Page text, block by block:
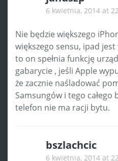
6 kwietnia, 2014 at
Nie będzie większego
większego sensu, ipad
to on spełnia funkcję
gabarycie , jeśli Apple
że zacznie naśladować
Samsungów i tego całego
telefon nie ma racji bytu.
bszlachcic
6 kwietnia, 2014 at